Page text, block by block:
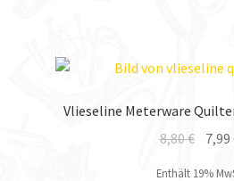
Vlieseline Meterware
8,80€ 7,99
Enthält 19%